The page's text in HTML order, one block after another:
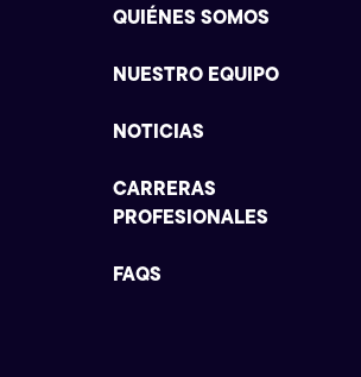
QUIÉNES SOMOS
NUESTRO EQUIPO
NOTICIAS
CARRERAS
PROFESIONALES
FAQS